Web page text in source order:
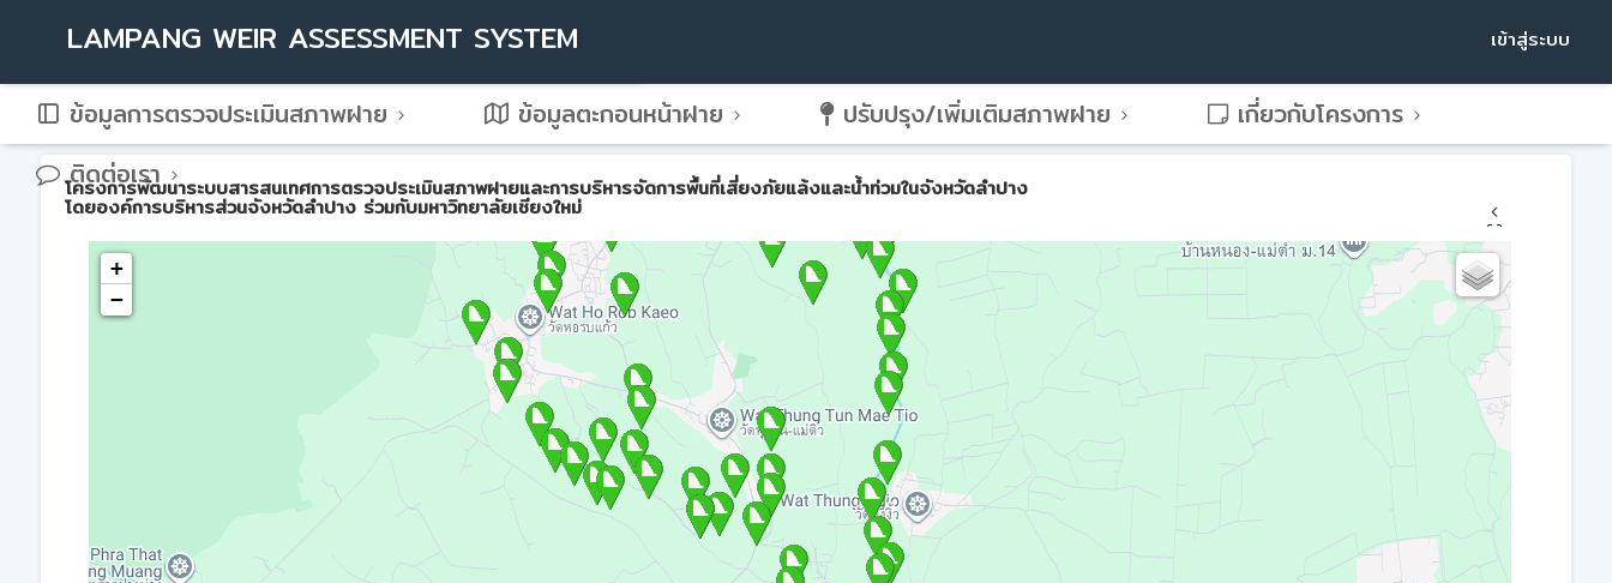
LAMPANG WEIR ASSESSMENT SYSTEM เข้าสู่ระบบ
ข้อมูลการตรวจประเมินสภาพฝาย ข้อมูลตะกอนหน้าฝาย ปรับปรุง/เพิ่มเติมสภาพฝาย
เกี่ยวกับโครงการ
ติดต่อเรา
โครงการพัฒนาระบบสารสนเทศการตรวจประเมินสภาพฝายและการบริหารจัดการพื้นที่เสี่ยงภัยแล้งและน้ำท่วมในจังหวัดลำปาง
โดยองค์การบริหารส่วนจังหวัดลำปาง ร่วมกับมหาวิทยาลัยเชียงใหม่
+
−